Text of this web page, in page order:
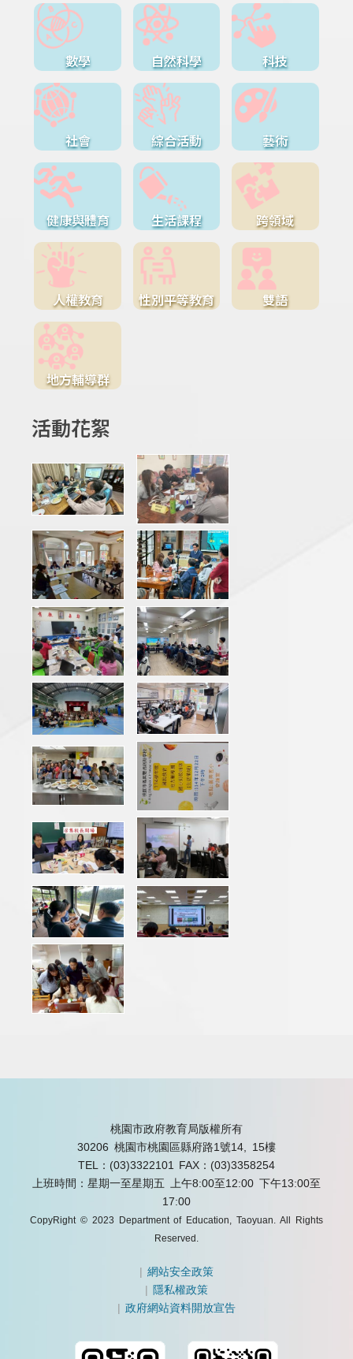
數學 自然科學 科技
社會 綜合活動 藝術
健康與體育 生活課程 跨領域
人權教育 性別平等教育 雙語
地方輔導群
活動花絮
桃園市政府教育局版權所有
30206 桃園市桃園區縣府路1號14, 15樓
TEL：(03)3322101 FAX：(03)3358254
上班時間：星期一至星期五 上午8:00至12:00 下午13:00至
17:00
CopyRight © 2023 Department of Education, Taoyuan. All Rights
Reserved.
|網站安全政策
| 隱私權政策
|政府網站資料開放宣告